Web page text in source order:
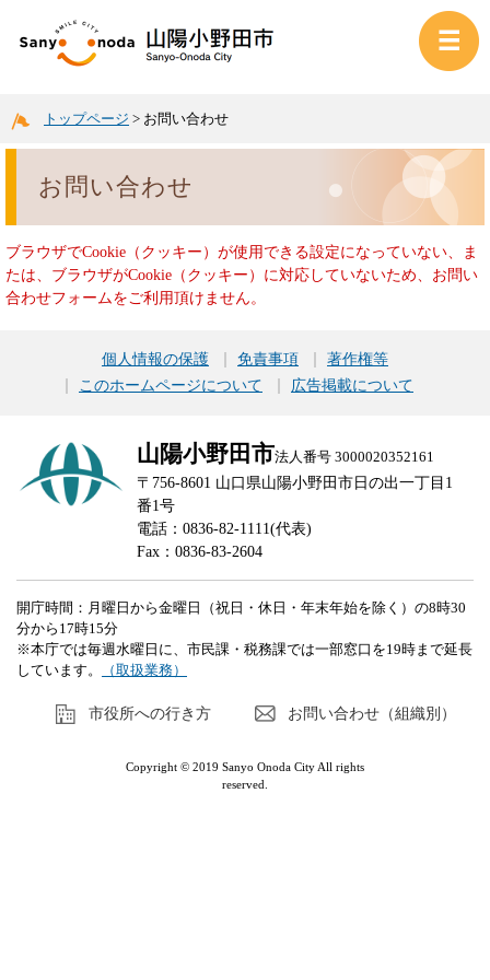
トップページ > お問い合わせ
お問い合わせ
ブラウザでCookie（クッキー）が使用できる設定になっていない、ま
たは、ブラウザがCookie（クッキー）に対応していないため、お問い
合わせフォームをご利用頂けません。
個人情報の保護 免責事項
著作権等
このホームページについて
広告掲載について
山陽小野田市法人番号 3000020352161
〒756-8601 山口県山陽小野田市日の出一丁目1
番1号
電話：0836-82-1111(代表)
Fax：0836-83-2604
開庁時間：月曜日から金曜日（祝日・休日・年末年始を除く）の8時30
分から17時15分
※本庁では毎週水曜日に、市民課・税務課では一部窓口を19時まで延長
しています。
（取扱業務）
市役所への行き方 お問い合わせ（組織別）
Copyright © 2019 Sanyo Onoda City All rights
reserved.